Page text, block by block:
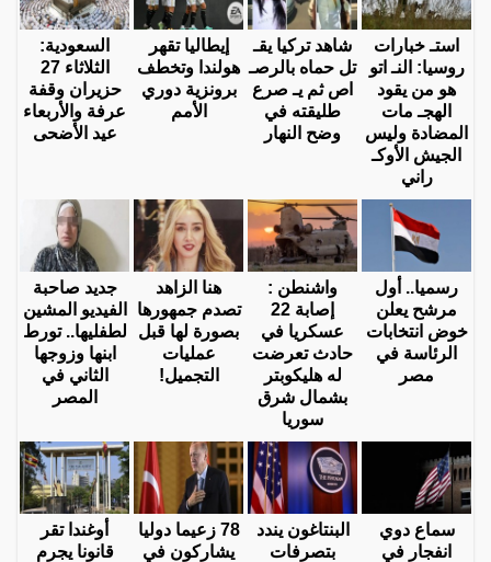
استـ خبارات
روسيا: النـ اتو
هو من يقود
الهجـ مات
المضادة وليس
الجيش الأوكـ
راني
شاهد تركيا يقـ
تل حماه بالرصـ
اص ثم يـ صرع
طليقته في
وضح النهار
إيطاليا تقهر
هولندا وتخطف
برونزية دوري
الأمم
السعودية:
الثلاثاء 27
حزيران وقفة
عرفة والأربعاء
عيد الأضحى
رسميا.. أول
مرشح يعلن
خوض انتخابات
الرئاسة في
مصر
واشنطن :
إصابة 22
عسكريا في
حادث تعرضت
له هليكوبتر
بشمال شرق
سوريا
هنا الزاهد
تصدم جمهورها
بصورة لها قبل
عمليات
التجميل!
جديد صاحبة
الفيديو المشين
لطفليها.. تورط
ابنها وزوجها
الثاني في
المصر
سماع دوي
انفجار في
البنتاغون يندد
بتصرفات
78 زعيما دوليا
يشاركون في
أوغندا تقر
قانونا يجرم